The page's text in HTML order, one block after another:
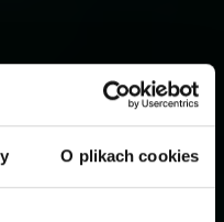
O plikach cookies